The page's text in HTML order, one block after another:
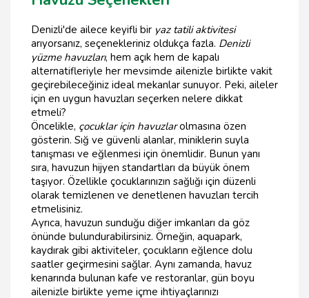
Denizli'de ailece keyifli bir yaz tatili aktivitesi
arıyorsanız, seçenekleriniz oldukça fazla. Denizli
yüzme havuzları, hem açık hem de kapalı
alternatifleriyle her mevsimde ailenizle birlikte vakit
geçirebileceğiniz ideal mekanlar sunuyor. Peki, aileler
için en uygun havuzları seçerken nelere dikkat
etmeli?
Öncelikle, çocuklar için havuzlarolmasına özen
gösterin. Sığ ve güvenli alanlar, miniklerin suyla
tanışması ve eğlenmesi için önemlidir. Bunun yanı
sıra, havuzun hijyen standartları da büyük önem
taşıyor. Özellikle çocuklarınızın sağlığı için düzenli
olarak temizlenen ve denetlenen havuzları tercih
etmelisiniz.
Ayrıca, havuzun sunduğu diğer imkanları da göz
önünde bulundurabilirsiniz. Örneğin, aquapark,
kaydırak gibi aktiviteler, çocukların eğlence dolu
saatler geçirmesini sağlar. Aynı zamanda, havuz
kenarında bulunan kafe ve restoranlar, gün boyu
ailenizle birlikte yeme içme ihtiyaçlarınızı